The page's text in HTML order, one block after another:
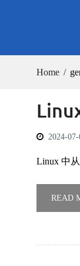
Home
2024-
Linux 中
READ